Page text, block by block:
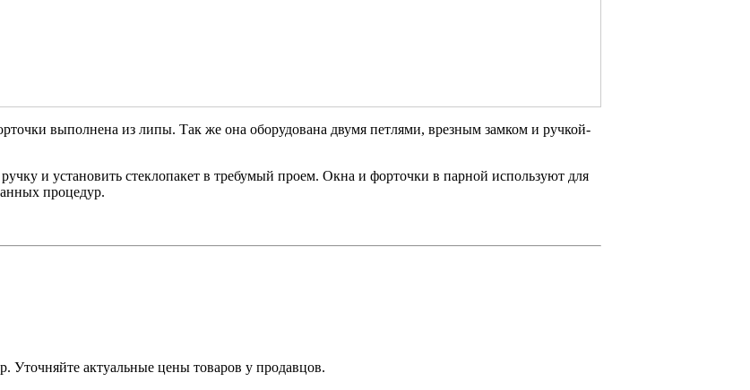
выполнена из липы. Так же она оборудована двумя петлями, врезным замком и ручкой-
и установить стеклопакет в требумый проем. Окна и форточки в парной используют для
процедур.
Уточняйте актуальные цены товаров у продавцов.